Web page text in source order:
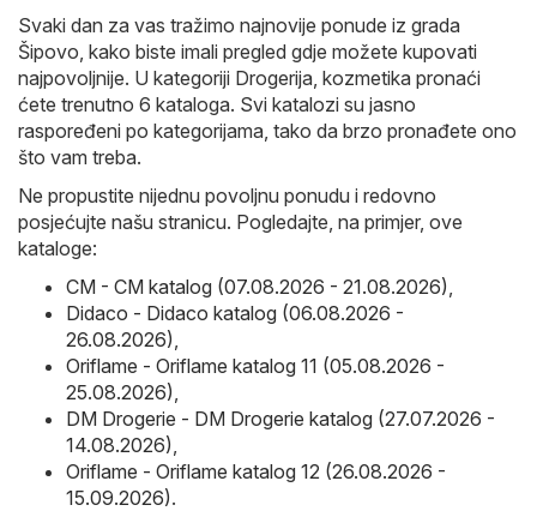
Svaki dan za vas tražimo najnovije ponude iz grada
Šipovo, kako biste imali pregled gdje možete kupovati
najpovoljnije. U kategoriji Drogerija, kozmetika pronaći
ćete trenutno 6 kataloga. Svi katalozi su jasno
raspoređeni po kategorijama, tako da brzo pronađete ono
što vam treba.
Ne propustite nijednu povoljnu ponudu i redovno
posjećujte našu stranicu. Pogledajte, na primjer, ove
kataloge:
CM - CM katalog (07.08.2026 - 21.08.2026)
Didaco - Didaco katalog (06.08.2026 -
26.08.2026)
Oriflame - Oriflame katalog 11 (05.08.2026 -
25.08.2026)
DM Drogerie - DM Drogerie katalog (27.07.2026 -
14.08.2026)
Oriflame - Oriflame katalog 12 (26.08.2026 -
15.09.2026).